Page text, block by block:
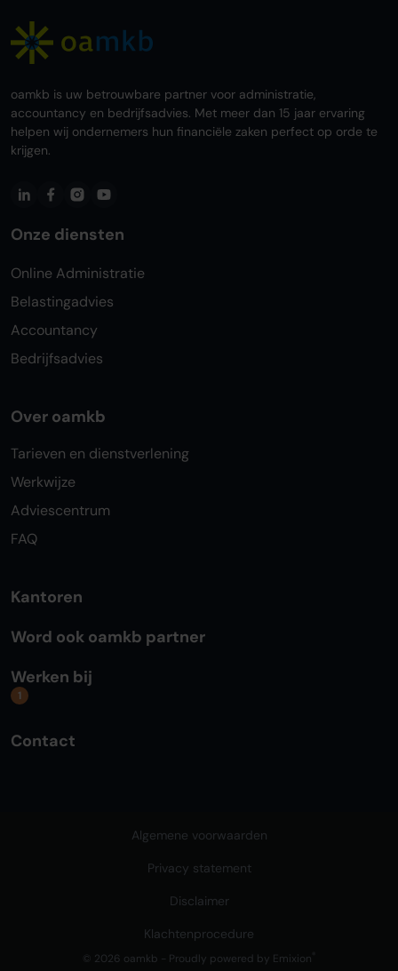
oamkb is uw betrouwbare partner voor administratie,
accountancy en bedrijfsadvies. Met meer dan 15 jaar ervaring
helpen wij ondernemers hun financiële zaken perfect op orde te
krijgen.
Onze diensten
Online Administratie
Belastingadvies
Accountancy
Bedrijfsadvies
Over oamkb
Tarieven en dienstverlening
Werkwijze
Adviescentrum
FAQ
Kantoren
Word ook oamkb partner
Werken bij
1
Contact
© 2026 oamkb - Proudly powered by Emixion
Algemene voorwaarden
Privacy statement
Disclaimer
Klachtenprocedure